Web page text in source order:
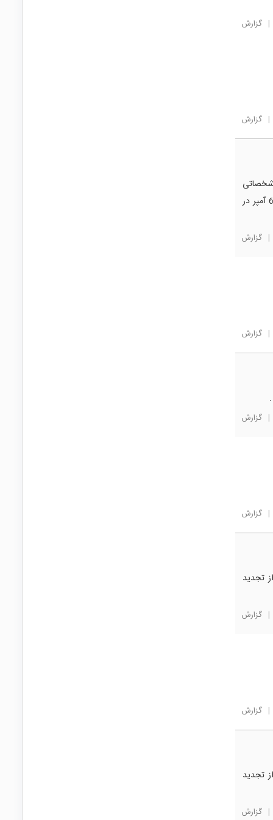
| گزارش
| گزارش
که روی بدنه این کلید درج شده مقدار جریان نامی آن 3 آمپر در 250 ولت AC و 6 آمپر در
| گزارش
| گزارش
| گزارش
| گزارش
تجدید
| گزارش
| گزارش
تجدید
| گزارش